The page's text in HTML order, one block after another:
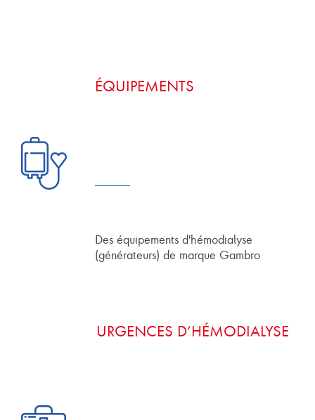
ÉQUIPEMENTS
Des équipements d'hémodialyse
(générateurs) de marque Gambro
URGENCES D’HÉMODIALYSE